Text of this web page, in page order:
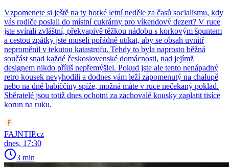
Vzpomenete si ještě na ty horké letní neděle za časů socialismu, kdy
vás rodiče poslali do místní cukrárny pro víkendový dezert? V ruce
jste svírali zvláštní, překvapivě těžkou nádobu s korkovým špuntem
a cestou zpátky jste museli pořádně utíkat, aby se obsah uvnitř
neproměnil v tekutou katastrofu. Tehdy to byla naprosto běžná
součást snad každé československé domácnosti, nad jejímž
designem nikdo příliš nepřemýšlel. Pokud jste ale tento nenápadný
retro kousek nevyhodili a dodnes vám leží zapomenutý na chalupě
nebo na dně babiččiny spíže, možná máte v ruce nečekaný poklad.
Sběratelé jsou totiž dnes ochotni za zachovalé kousky zaplatit tisíce
korun na ruku.
FAJNTIP.cz
dnes, 17:30
3 min